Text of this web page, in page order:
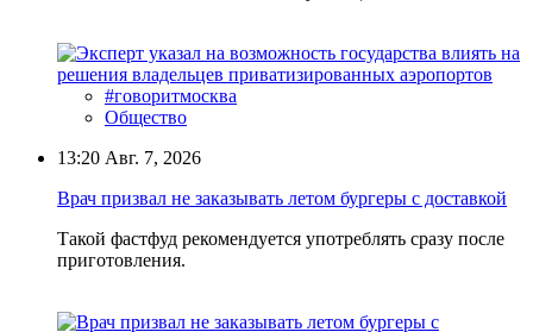
#говоритмосква
Общество
13:20 Авг. 7, 2026
Врач призвал не заказывать летом бургеры с доставкой
Такой фастфуд рекомендуется употреблять сразу после
приготовления.